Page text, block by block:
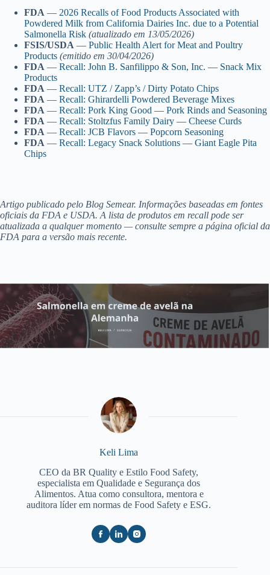
FDA — 2026 Recalls of Food Products Associated with
Powdered Milk from California Dairies Inc. due to a Potential
Salmonella Risk (atualizado em 13/05/2026)
FSIS/USDA — Public Health Alert for Meat and Poultry
Products (emitido em 30/04/2026)
FDA — Recall: John B. Sanfilippo & Son, Inc. — Snack Mix
Products
FDA — Recall: UTZ / Zapp’s / Dirty Potato Chips
FDA — Recall: Ghirardelli Powdered Beverage Mixes
FDA — Recall: Pork King Good — Pork Rinds and Seasoning
FDA — Recall: Stoltzfus Family Dairy — Cheese Curds
FDA — Recall: JCB Flavors — Popcorn Seasoning
FDA — Recall: Legacy Snack Solutions — Giant Eagle Pita
Chips
Artigo publicado pelo Blog Semear. Informações baseadas em fontes
oficiais da FDA e USDA. A lista de produtos em recall pode ser
atualizada a qualquer momento — consulte sempre a página oficial da
FDA para a versão mais recente.
Keli Lima
CEO da BR Quality e Estilo Food Safety,
especialista em Qualidade e Segurança dos
Alimentos. Atua como consultora, mentora e
auditora líder em normas de Food Safety e ESG.